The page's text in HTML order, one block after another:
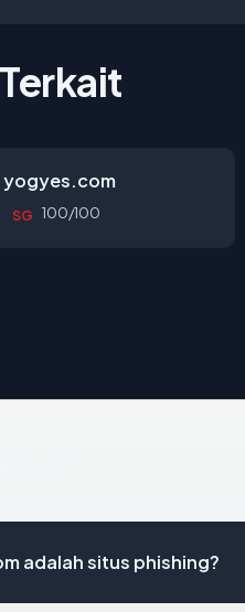
yogyes.com
SG 100/100
adalah situs phishing?